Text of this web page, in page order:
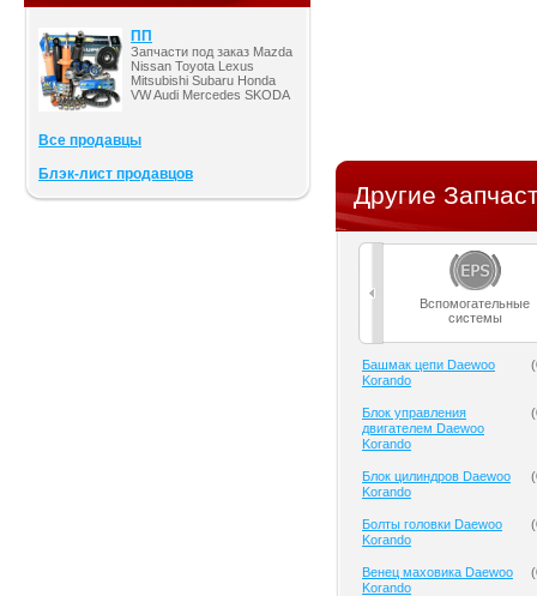
ПП
Запчасти под заказ Mazda
Nissan Toyota Lexus
Mitsubishi Subaru Honda
VW Audi Mercedes SKODA
Все продавцы
Блэк-лист продавцов
Другие
Вспомогательные
системы
Башмак цепи Daewoo
Korando
(
Блок управления
двигателем Daewoo
Korando
(
Блок цилиндров Daewoo
Korando
(
Болты головки Daewoo
Korando
(
Венец маховика Daewoo
Korando
(